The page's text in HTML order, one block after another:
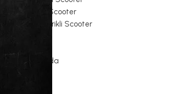
Elektrikli Çocuk Scooter
Hiley Tiger Elektrikli Scooter
Scooter Hakkında
Sıfır Ürünler